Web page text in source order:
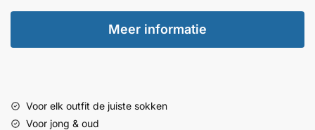
€24,00.€19,20.
Meer informatie
Voor elk outfit de juiste sokken
Voor jong & oud